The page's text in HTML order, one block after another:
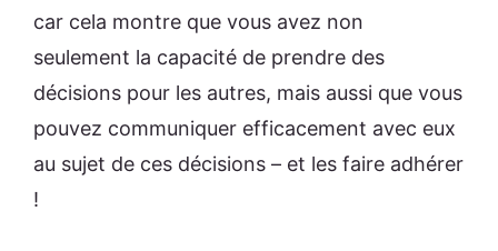
car cela montre que vous avez non
seulement la capacité de prendre des
décisions pour les autres, mais aussi que vous
pouvez communiquer efficacement avec eux
au sujet de ces décisions – et les faire adhérer
!